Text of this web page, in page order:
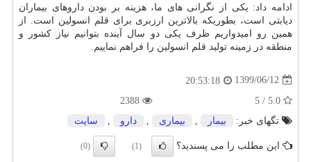
ادامه داد: یکی از نگرانی های ما، هزینه بر بودن داروهای بیماران
دیابتی است، بطوریکه بالاترین ارزبری برای قلم انسولین است. از
همین رو امیدواریم ظرف یکی دو سال آینده بتوانیم نیاز کشور و
منطقه در زمینه تولید قلم انسولین را فراهم نماییم.
1399/06/12
20:53:18
تگهای خبر:
بیمار بیماری دارو سایت
این مطلب را می پسندید؟ (1)
(0)